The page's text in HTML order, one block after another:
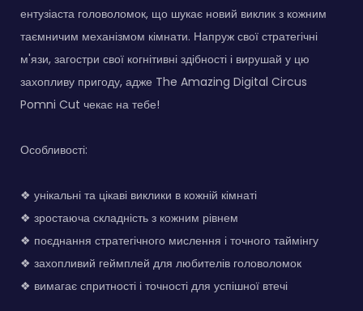
ентузіаста головоломок, що шукає новий виклик з кожним
таємничим механізмом кімнати. Напруж свої стратегічні
м'язи, загостри свої когнітивні здібності і вирушай у цю
захопливу пригоду, адже The Amazing Digital Circus
Pomni Cut чекає на тебе!
Особливості:
❖ унікальні та цікаві виклики в кожній кімнаті
❖ зростаюча складність з кожним рівнем
❖ поєднання стратегічного мислення і точного таймінгу
❖ захопливий геймплей для любителів головоломок
❖ вимагає спритності і точності для успішної втечі